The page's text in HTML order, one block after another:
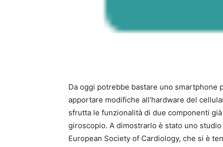
Da oggi potrebbe bastare uno
apportare modifiche all’hardware del
sfrutta le funzionalità di due componenti
giroscopio. A dimostrarlo è stato uno
European Society of Cardiology, che si è